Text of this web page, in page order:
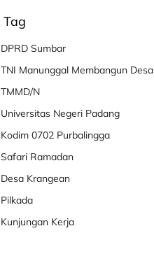
Tag
DPRD Sumbar
TNI Manunggal Membangun Desa
TMMD/N
Universitas Negeri Padang
Kodim 0702 Purbalingga
Safari Ramadan
Desa Krangean
Pilkada
Kunjungan Kerja